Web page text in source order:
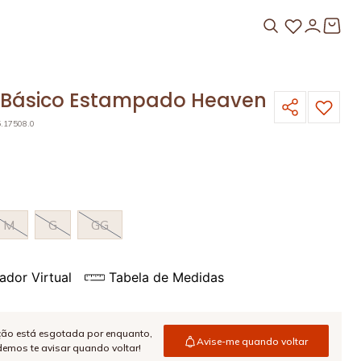
Estampado Heaven
M G GG
Virtual Tabela de Medidas
está esgotada por enquanto,
te avisar quando voltar!
Avise-me quando voltar